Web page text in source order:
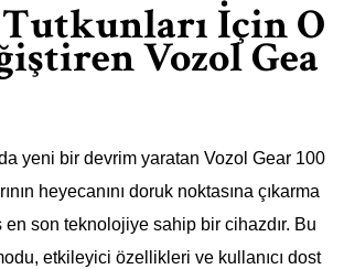
İçin O
Vozol Gea
yeni bir devrim yaratan Vozol Gear 100
heyecanını doruk noktasına çıkarma
en son teknolojiye sahip bir cihazdır. Bu
etkileyici özellikleri ve kullanıcı dost